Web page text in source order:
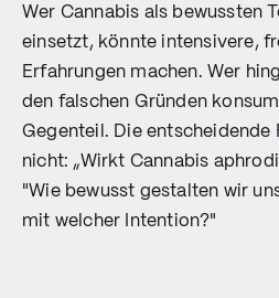
Wer Cannabis als bewussten
einsetzt, könnte intensivere,
Erfahrungen machen. Wer
den falschen Gründen
Gegenteil. Die entscheidende
nicht: „Wirkt Cannabis
"Wie bewusst gestalten wir
mit welcher Intention?"